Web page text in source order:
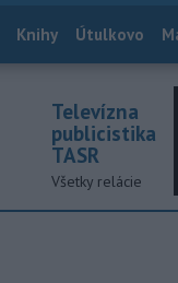
Knihy Útulkovo
Televízna
publicistika
TASR
Všetky relácie